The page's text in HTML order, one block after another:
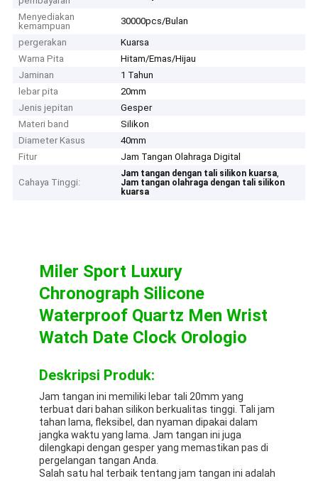
Menyediakan
kemampuan
30000pcs/Bulan
pergerakan
Kuarsa
Warna Pita
Hitam/Emas/Hijau
Jaminan
1 Tahun
lebar pita
20mm
Jenis jepitan
Gesper
Materi band
Silikon
Diameter Kasus
40mm
Fitur
Jam Tangan Olahraga Digital
Cahaya Tinggi:
Jam tangan dengan tali silikon kuarsa,
Jam tangan olahraga dengan tali silikon
kuarsa
Miler Sport Luxury
Chronograph Silicone
Waterproof Quartz Men Wrist
Watch Date Clock Orologio
Deskripsi Produk:
Jam tangan ini memiliki lebar tali 20mm yang
terbuat dari bahan silikon berkualitas tinggi. Tali jam
tahan lama, fleksibel, dan nyaman dipakai dalam
jangka waktu yang lama. Jam tangan ini juga
dilengkapi dengan gesper yang memastikan pas di
pergelangan tangan Anda.
Salah satu hal terbaik tentang jam tangan ini adalah